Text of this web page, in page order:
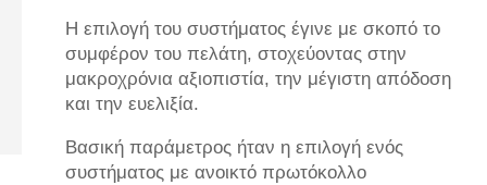
Η επιλογή του συστήματος έγινε με σκοπό το
συμφέρον του πελάτη, στοχεύοντας στην
μακροχρόνια αξιοπιστία, την μέγιστη απόδοση
και την ευελιξία.
Βασική παράμετρος ήταν η επιλογή ενός
συστήματος με ανοικτό πρωτόκολλο